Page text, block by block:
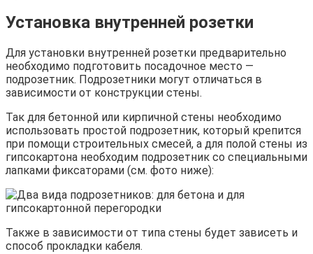
Установка внутренней розетки
Для установки внутренней розетки предварительно
необходимо подготовить посадочное место —
подрозетник. Подрозетники могут отличаться в
зависимости от конструкции стены.
Так для бетонной или кирпичной стены необходимо
использовать простой подрозетник, который крепится
при помощи строительных смесей, а для полой стены из
гипсокартона необходим подрозетник со специальными
лапками фиксаторами (см. фото ниже):
Также в зависимости от типа стены будет зависеть и
способ прокладки кабеля.